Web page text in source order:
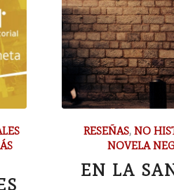
RESEÑAS, NO
NOVELA
EN LA